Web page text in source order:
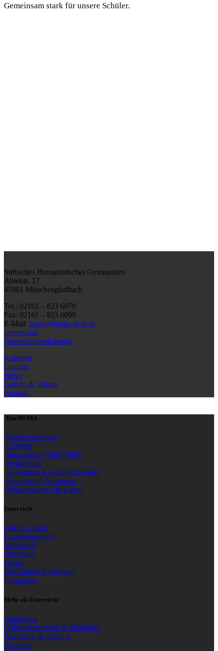
Gemeinsam stark für unsere Schüler.
Stiftisches Humanistisches Gymnasium
Abteistr. 17
41061 Mönchengladbach
Tel.: 02161 – 823 6070
Fax: 02161 – 823 6099
E-Mail: huma@huma-gym.de
Impressum
Datenschutzerklärung
Kalender
Logineo
News
Galerie & Videos
Kontakt
Das HUMA
Schulvorstellung
Chronik
Hans Jonas (1903-1993)
Neustiftung
Kollegium & Ansprechpartner
Grundschul-Navigator
Wissenswertes für Eltern
Unterricht
Gut zu wissen
Erprobungsstufe
Mittelstufe
Oberstufe
Fächer
Individuelle Förderung
Integration
Mehr als Unterricht
Aktivitäten
Selbstlernzentrum & Bibliothek
Austausch & Ausflug
Beratung